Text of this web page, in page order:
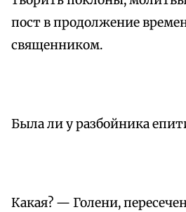
пост в продолжение
священником.
Была ли у разбойника
Какая? — Голени,